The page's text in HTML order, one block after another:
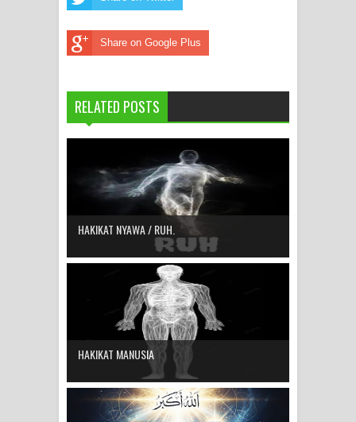
Share on Google Plus
RELATED POSTS
HAKIKAT NYAWA / RUH.
HAKIKAT MANUSIA